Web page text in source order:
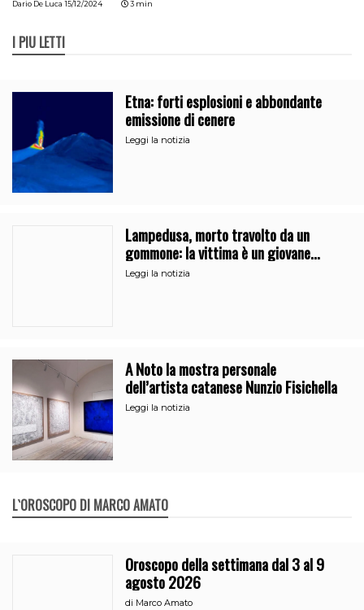
Dario De Luca 15/12/2024 3 min
I PIÙ LETTI
Etna: forti esplosioni e abbondante
emissione di cenere
Leggi la notizia
Lampedusa, morto travolto da un
gommone: la vittima è un giovane
regista di Caltanissetta
Leggi la notizia
A Noto la mostra personale
dell’artista catanese Nunzio Fisichella
Leggi la notizia
L`OROSCOPO DI MARCO AMATO
Oroscopo della settimana dal 3 al 9
agosto 2026
di Marco Amato